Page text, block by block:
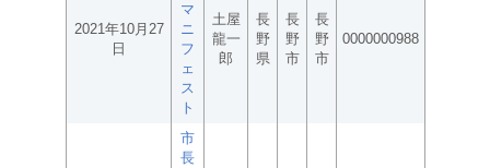
2021年10月27
日
マ
ニ
フ
ェ
ス
ト
土屋
龍一
郎
長
野
県
長
野
市
長
野
市
0000000988
市
長